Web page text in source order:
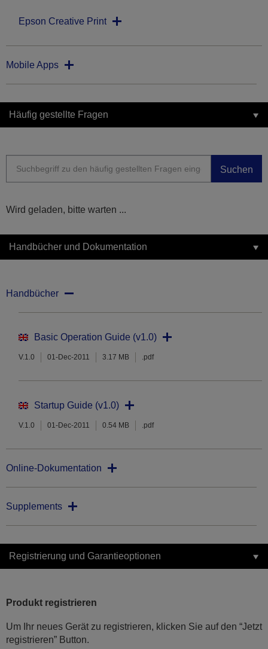
Epson Creative Print
Mobile Apps
Häufig gestellte Fragen
Suchen
Wird geladen, bitte warten ...
Handbücher und Dokumentation
Handbücher
Basic Operation Guide (v1.0)
V.1.0 01-Dec-2011 3.17 MB .pdf
Startup Guide (v1.0)
V.1.0 01-Dec-2011 0.54 MB .pdf
Online-Dokumentation
Supplements
Registrierung und Garantieoptionen
Produkt registrieren
Um Ihr neues Gerät zu registrieren, klicken Sie auf den “Jetzt
registrieren” Button.